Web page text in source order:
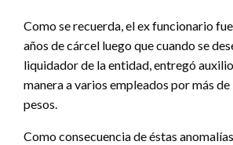
Como se recuerda, el ex funcionario
años de cárcel luego que cuando se
liquidador de la entidad, entregó
manera a varios empleados por más
pesos.
Como consecuencia de éstas